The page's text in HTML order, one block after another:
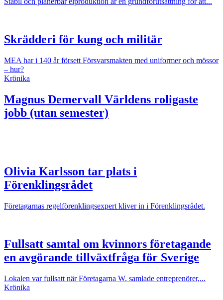
Skrädderi för kung och militär
MEA har i 140 år försett Försvarsmakten med uniformer och mössor
– hur?
Krönika
Magnus Demervall Världens roligaste
jobb (utan semester)
Olivia Karlsson tar plats i
Förenklingsrådet
Företagarnas regelförenklingsexpert kliver in i Förenklingsrådet.
Fullsatt samtal om kvinnors företagande
en avgörande tillväxtfråga för Sverige
Lokalen var fullsatt när Företagarna W. samlade entreprenörer,...
Krönika